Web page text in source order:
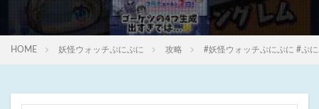
HOME 妖怪ウォッチぷにぷに 攻略 #妖怪ウォッチぷにぷに #ぷ